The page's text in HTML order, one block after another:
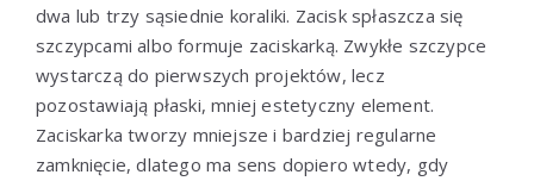
dwa lub trzy sąsiednie koraliki. Zacisk spłaszcza się
szczypcami albo formuje zaciskarką. Zwykłe szczypce
wystarczą do pierwszych projektów, lecz
pozostawiają płaski, mniej estetyczny element.
Zaciskarka tworzy mniejsze i bardziej regularne
zamknięcie, dlatego ma sens dopiero wtedy, gdy